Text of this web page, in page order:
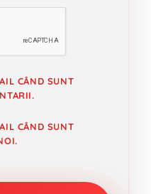
CÂND SUNT
CÂND SUNT